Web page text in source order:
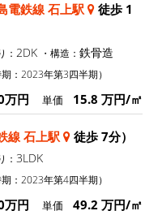
電鉄線 石上駅
徒歩 1
： 2DK ・構造： 鉄骨造
期：2023年第3四半期）
万円 単価 15.8 万円/㎡
線 石上駅 徒歩 7分）
： 3LDK
期：2023年第4四半期）
万円 単価 49.2 万円/㎡